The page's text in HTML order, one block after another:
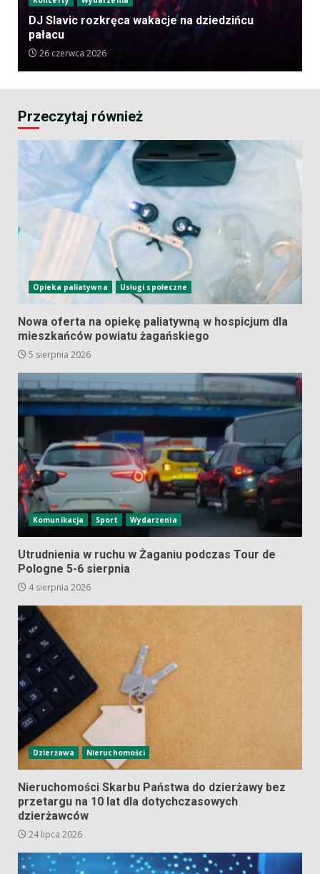
DJ Slavic rozkręca wakacje na dziedzińcu
pałacu
26 czerwca 2026
Przeczytaj również
Opieka paliatywna Usługi społeczne
Nowa oferta na opiekę paliatywną w hospicjum dla
mieszkańców powiatu żagańskiego
5 sierpnia 2026
Komunikacja Sport Wydarzenia
Utrudnienia w ruchu w Żaganiu podczas Tour de
Pologne 5-6 sierpnia
4 sierpnia 2026
Dzierżawa Nieruchomości
Nieruchomości Skarbu Państwa do dzierżawy bez
przetargu na 10 lat dla dotychczasowych
dzierżawców
24 lipca 2026